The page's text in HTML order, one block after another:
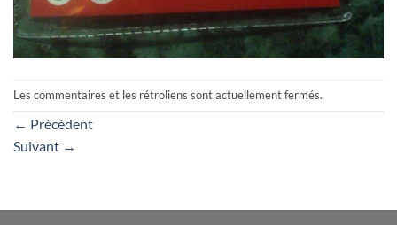
Les commentaires et les rétroliens sont actuellement fermés.
← Précédent
Suivant →